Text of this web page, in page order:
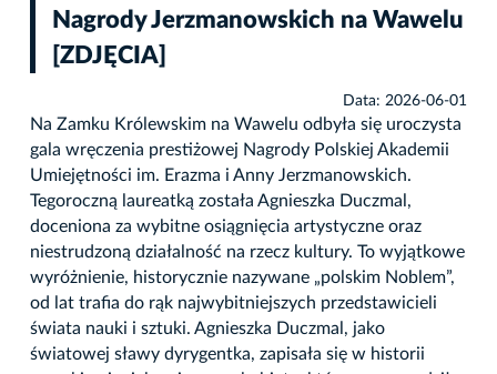
Nagrody Jerzmanowskich na Wawelu
[ZDJĘCIA]
Data: 2026-06-01
Na Zamku Królewskim na Wawelu odbyła się uroczysta
gala wręczenia prestiżowej Nagrody Polskiej Akademii
Umiejętności im. Erazma i Anny Jerzmanowskich.
Tegoroczną laureatką została Agnieszka Duczmal,
doceniona za wybitne osiągnięcia artystyczne oraz
niestrudzoną działalność na rzecz kultury. To wyjątkowe
wyróżnienie, historycznie nazywane „polskim Noblem”,
od lat trafia do rąk najwybitniejszych przedstawicieli
świata nauki i sztuki. Agnieszka Duczmal, jako
światowej sławy dyrygentka, zapisała się w historii